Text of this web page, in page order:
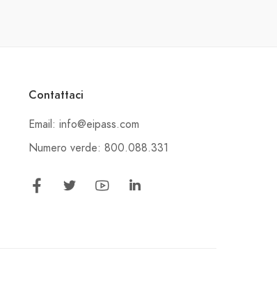
Contattaci
Email: info@eipass.com
Numero verde: 800.088.331